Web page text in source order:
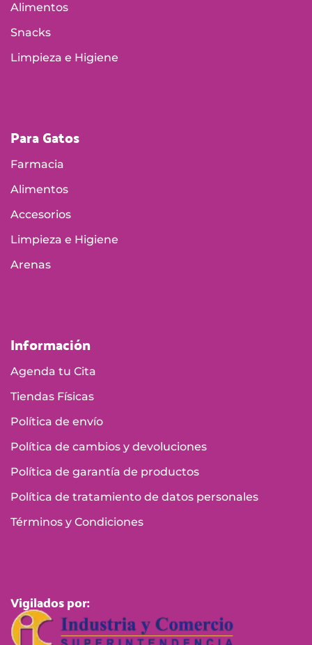
Alimentos
Snacks
Limpieza e Higiene
Para Gatos
Farmacia
Alimentos
Accesorios
Limpieza e Higiene
Arenas
Información
Agenda tu Cita
Tiendas Físicas
Política de envío
Política de cambios y devoluciones
Política de garantía de productos
Política de tratamiento de datos personales
Términos y Condiciones
Vigilados por: